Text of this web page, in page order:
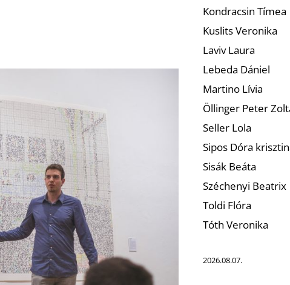
Kondracsin Tímea
Kuslits Veronika
Laviv Laura
Lebeda Dániel
Martino Lívia
Öllinger Peter
Seller Lola
Sipos Dóra
Sisák Beáta
Széchenyi Beatrix
Toldi Flóra
Tóth Veronika
2026.08.07.